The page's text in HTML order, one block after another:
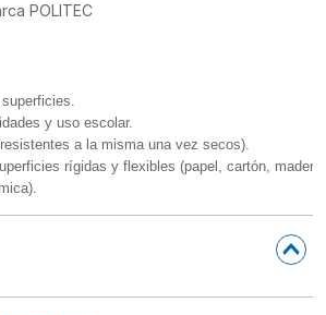
POLITEC
y uso escolar.
a la misma una vez secos).
rígidas y flexibles (papel, cartón,